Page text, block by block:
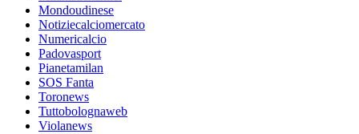
Mondoudinese
Notiziecalciomercato
Numericalcio
Padovasport
Pianetamilan
SOS Fanta
Toronews
Tuttobolognaweb
Violanews